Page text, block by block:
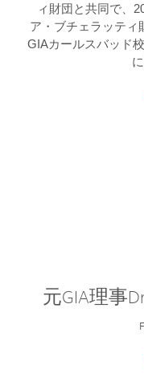
ィ財団と共同で、
ア・ブチェラッティ
GIAカールスバッド
元GIA理事